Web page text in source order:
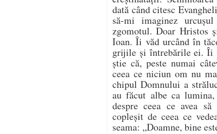
dată când citesc
să-mi imaginez
zgomotul. Doar Hristos
Ioan. Îi văd urcând în
grijile și întrebările ei. Îi
știe că, peste numai
ceea ce niciun om nu
chipul Domnului a
au făcut albe ca
despre ceea ce avea
copleșit de ceea ce
seama: „Doamne, bine